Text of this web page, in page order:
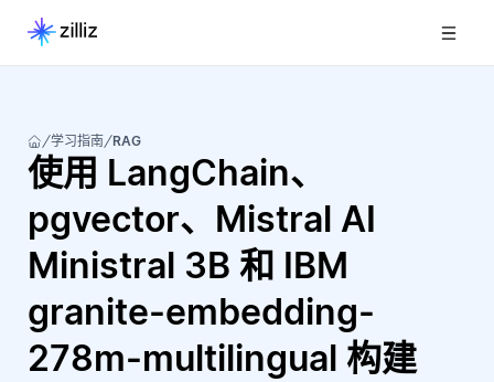
学习指南 RAG
使用 LangChain、
pgvector、Mistral AI
Ministral 3B 和 IBM
granite-embedding-
278m-multilingual 构建